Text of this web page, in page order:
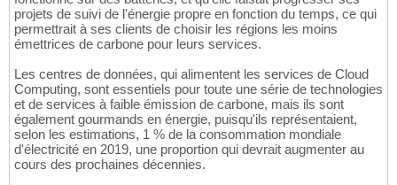
projets de suivi de l'énergie propre en fonction du temps, ce qui
permettrait à ses clients de choisir les régions les moins
émettrices de carbone pour leurs services.
Les centres de données, qui alimentent les services de Cloud
Computing, sont essentiels pour toute une série de technologies
et de services à faible émission de carbone, mais ils sont
également gourmands en énergie, puisqu'ils représentaient,
selon les estimations, 1 % de la consommation mondiale
d'électricité en 2019, une proportion qui devrait augmenter au
cours des prochaines décennies.